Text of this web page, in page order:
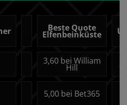
Beste Quote
Elfenbeinküste
3,60 bei William
Hill
5,00 bei Bet365